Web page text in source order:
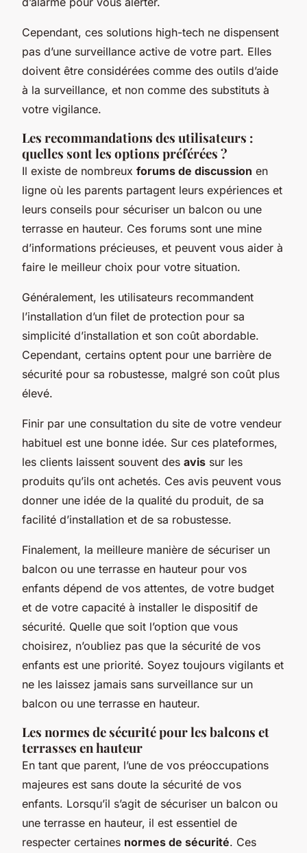
Cependant, ces solutions high-tech ne dispensent
pas d’une surveillance active de votre part. Elles
doivent être considérées comme des outils d’aide
à la surveillance, et non comme des substituts à
votre vigilance.
Les recommandations des utilisateurs :
quelles sont les options préférées ?
Il existe de nombreux forums de discussion en
ligne où les parents partagent leurs expériences et
leurs conseils pour sécuriser un balcon ou une
terrasse en hauteur. Ces forums sont une mine
d’informations précieuses, et peuvent vous aider à
faire le meilleur choix pour votre situation.
Généralement, les utilisateurs recommandent
l’installation d’un filet de protection pour sa
simplicité d’installation et son coût abordable.
Cependant, certains optent pour une barrière de
sécurité pour sa robustesse, malgré son coût plus
élevé.
Finir par une consultation du site de votre vendeur
habituel est une bonne idée. Sur ces plateformes,
les clients laissent souvent des avis sur les
produits qu’ils ont achetés. Ces avis peuvent vous
donner une idée de la qualité du produit, de sa
facilité d’installation et de sa robustesse.
Finalement, la meilleure manière de sécuriser un
balcon ou une terrasse en hauteur pour vos
enfants dépend de vos attentes, de votre budget
et de votre capacité à installer le dispositif de
sécurité. Quelle que soit l’option que vous
choisirez, n’oubliez pas que la sécurité de vos
enfants est une priorité. Soyez toujours vigilants et
ne les laissez jamais sans surveillance sur un
balcon ou une terrasse en hauteur.
Les normes de sécurité pour les balcons et
terrasses en hauteur
En tant que parent, l’une de vos préoccupations
majeures est sans doute la sécurité de vos
enfants. Lorsqu’il s’agit de sécuriser un balcon ou
une terrasse en hauteur, il est essentiel de
respecter certaines normes de sécurité. Ces